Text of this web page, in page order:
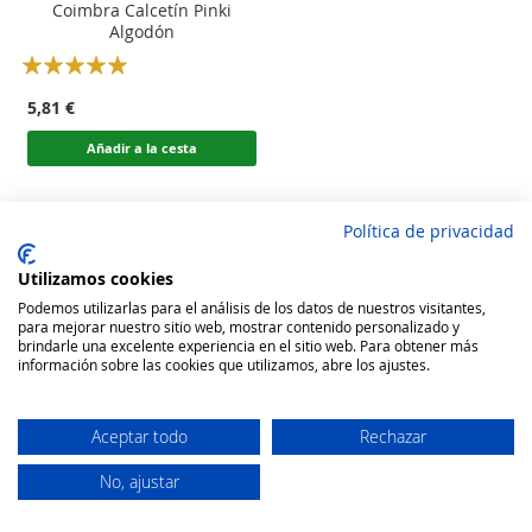
Coimbra Calcetín Pinki
Algodón
Rating:
5,81 €
Añadir a la cesta
Política de privacidad
Utilizamos cookies
Podemos utilizarlas para el análisis de los datos de nuestros visitantes,
para mejorar nuestro sitio web, mostrar contenido personalizado y
brindarle una excelente experiencia en el sitio web. Para obtener más
información sobre las cookies que utilizamos, abre los ajustes.
Aceptar todo Rechazar
No, ajustar